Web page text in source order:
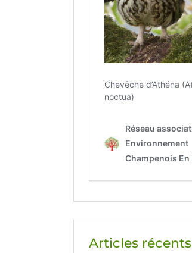
Articles récents